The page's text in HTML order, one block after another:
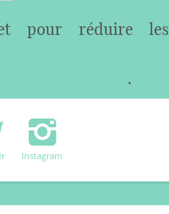
pour réduire les
.
Instagram